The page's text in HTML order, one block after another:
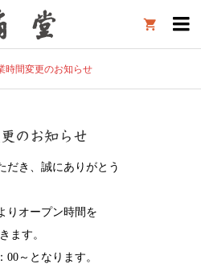

時間変更のお知らせ
のお知らせ
き、誠にありがとう
りオープン時間を
ます。
00～となります。